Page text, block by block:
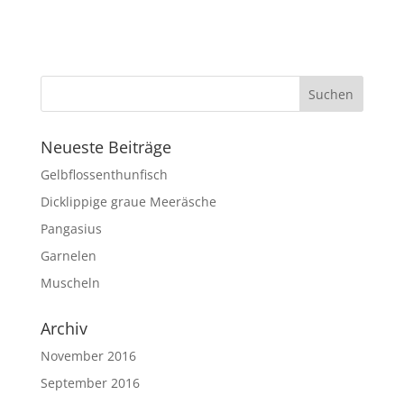
Neueste Beiträge
Gelbflossenthunfisch
Dicklippige graue Meeräsche
Pangasius
Garnelen
Muscheln
Archiv
November 2016
September 2016